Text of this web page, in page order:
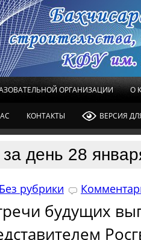
ОРГАНИЗАЦИИ О
КОНТАКТЫ ВЕРСИЯ
день 28
Без рубрики
будущих